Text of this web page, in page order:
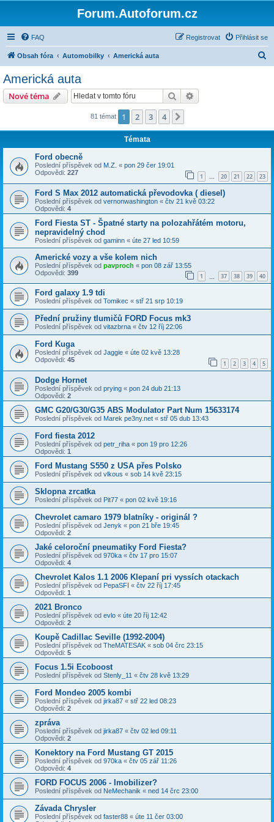
Forum.Autoforum.cz
FAQ Přihlásit se
Registrovat
Obsah fóra Automobilky Americká auta
Americká auta
Nové téma Hledat
81 témat 1 2 3 4
Témata
Ford obecně
Poslední příspěvek od M.Z. « pon 29 čer 19:01
Odpovědi: 227 1 … 20 21 22 23
Ford S Max 2012 automatická převodovka ( diesel)
Poslední příspěvek od vernonwashington « čtv 21 kvě 03:22
Odpovědi: 4
Ford Fiesta ST - Špatné starty na polozahřátém motoru,
nepravidelný chod
Poslední příspěvek od gaminn « úte 27 led 10:59
Americké vozy a vše kolem nich
Poslední příspěvek od pavproch « pon 08 zář 13:55
Odpovědi: 399 1 37 38 39 40
Ford galaxy 1.9 tdi
Poslední příspěvek od Tomikec « stř 21 srp 10:19
Přední pružiny tlumičů FORD Focus mk3
Poslední příspěvek od vitazbrna « čtv 12 říj 22:06
Ford Kuga
Poslední příspěvek od Jaggie « úte 02 kvě 13:28
Odpovědi: 45 1 2 3 4 5
Dodge Hornet
Poslední příspěvek od prying « pon 24 dub 21:13
Odpovědi: 2
GMC G20/G30/G35 ABS Modulator Part Num 15633174
Poslední příspěvek od Marek pe3ny.net « stř 05 dub 13:43
Ford fiesta 2012
Poslední příspěvek od petr_riha « pon 19 pro 12:26
Odpovědi: 1
Ford Mustang S550 z USA přes Polsko
Poslední příspěvek od vlkous « sob 14 kvě 23:15
Sklopna zrcatka
Poslední příspěvek od Pit77 « pon 02 kvě 19:16
Chevrolet camaro 1979 blatníky - originál ?
Poslední příspěvek od Jenyk « pon 21 bře 19:45
Odpovědi: 2
Jaké celoroční pneumatiky Ford Fiesta?
Poslední příspěvek od 970ka « čtv 17 pro 15:07
Odpovědi: 4
Chevrolet Kalos 1.1 2006 Klepaní pri vyssích otackach
Poslední příspěvek od PepaSFI « čtv 22 říj 17:45
Odpovědi: 1
2021 Bronco
Poslední příspěvek od evlo « úte 20 říj 12:42
Odpovědi: 2
Koupě Cadillac Seville (1992-2004)
Poslední příspěvek od TheMATESAK « sob 04 črc 23:15
Odpovědi: 5
Focus 1.5i Ecoboost
Poslední příspěvek od Stenly_11 « čtv 28 kvě 13:29
Ford Mondeo 2005 kombi
Poslední příspěvek od jirka87 « stř 22 led 08:23
Odpovědi: 2
zpráva
Poslední příspěvek od jirka87 « čtv 02 led 09:11
Odpovědi: 2
Konektory na Ford Mustang GT 2015
Poslední příspěvek od 970ka « čtv 05 zář 11:26
Odpovědi: 4
FORD FOCUS 2006 - Imobilizer?
Poslední příspěvek od NeMechanik « ned 14 črc 23:00
Závada Chrysler
Poslední příspěvek od faster88 « úte 11 čer 03:00